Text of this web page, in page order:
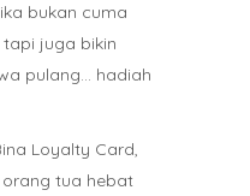
bukan cuma
tapi juga bikin
pulang… hadiah
Loyalty Card,
tua hebat